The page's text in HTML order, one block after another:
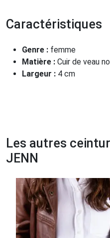
Caractéristiques
Genre : femme
Matière : Cuir de veau
Largeur : 4 cm
Les autres
JENN